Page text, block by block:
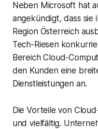
Neben Microsoft hat
angekündigt, dass sie
Region Österreich
Tech-Riesen
Bereich Cloud-
den Kunden eine
Dienstleistungen an.
Die Vorteile von
und vielfältig.